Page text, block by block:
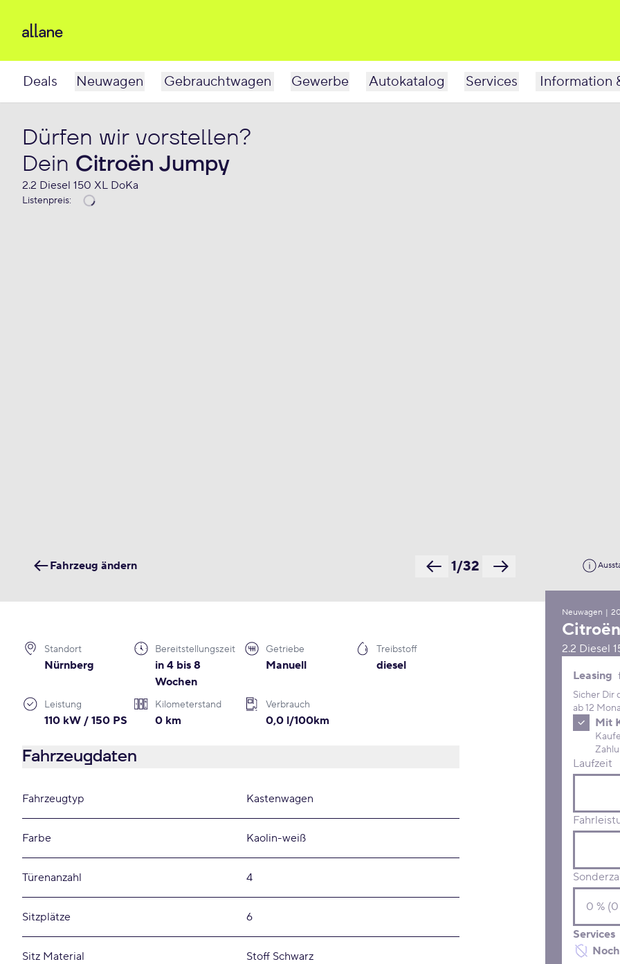
Deals Neuwagen Gebrauchtwagen Gewerbe Autokatalog Services Information
Dürfen wir vorstellen?
Dein Citroën Jumpy
2.2 Diesel 150 XL DoKa
Listenpreis:
1/32
Fahrzeug ändern
Neuwagen |
Citroën
2.2 Diesel
Leasing
Leasing
Sicher Dir
ab 12
Mit
Kaufe
Laufzeit
Services
Standort
Nürnberg
Bereitstellungszeit
in 4 bis 8
Wochen
Getriebe
Manuell
Treibstoff
diesel
Leistung
110 kW / 150 PS
Kilometerstand
0 km
Verbrauch
0,0 l/100km
Fahrzeugdaten
Fahrzeugtyp Kastenwagen
Farbe Kaolin-weiß
Türenanzahl 4
Sitzplätze 6
Sitz Material Stoff Schwarz